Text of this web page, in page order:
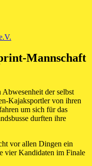
Mannschaft
der selbst
Kajaksportler von ihren
um sich für das
durften ihre
vor allen Dingen ein
vier Kandidaten im Finale